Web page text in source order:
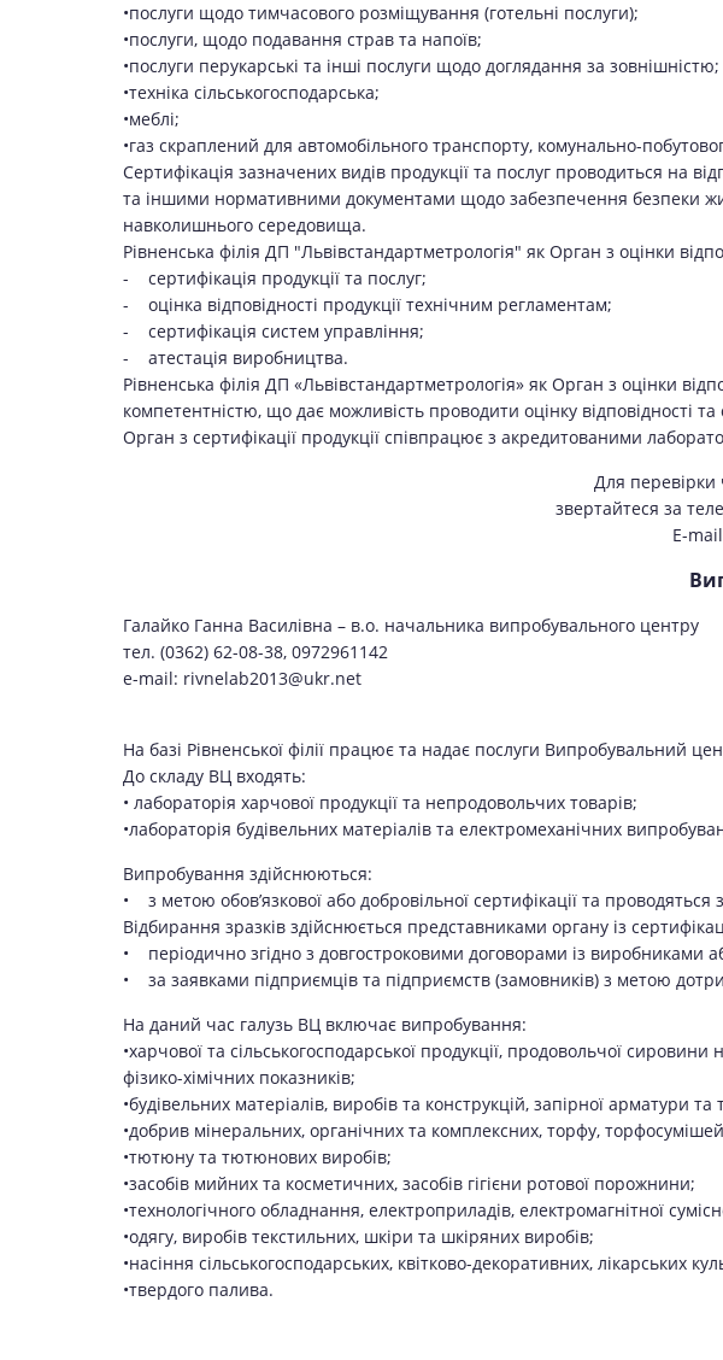
•послуги щодо тимчасового розміщування (готельні послуги);
•послуги, щодо подавання страв та напоїв;
•послуги перукарські та інші послуги щодо доглядання за зовнішністю;
•техніка сільськогосподарська;
•меблі;
•газ скраплений для автомобільного транспорту, комунально-
Сертифікація зазначених видів продукції та послуг проводиться на
та іншими нормативними документами щодо забезпечення безпеки
навколишнього середовища.
Рівненська філія ДП "Львівстандартметрологія" як Орган з оцінки
- сертифікація продукції та послуг;
- оцінка відповідності продукції технічним регламентам;
- сертифікація систем управління;
- атестація виробництва.
Рівненська філія ДП «Львівстандартметрологія» як Орган з оцінки
компетентністю, що дає можливість проводити оцінку відповідності
Орган з сертифікації продукції співпрацює з акредитованими
Для перевірки
звертайтеся за
Е-
Галайко Ганна Василівна – в.о. начальника випробувального центру
тел. (0362) 62-08-38, 0972961142
e-mail: rivnelab2013@ukr.net
На базі Рівненської філії працює та надає послуги Випробувальний
До складу ВЦ входять:
• лабораторія харчової продукції та непродовольчих товарів;
•лабораторія будівельних матеріалів та електромеханічних
Випробування здійснюються:
• з метою обов’язкової або добровільної сертифікації та
Відбирання зразків здійснюється представниками органу із
• періодично згідно з довгостроковими договорами із виробниками
• за заявками підприємців та підприємств (замовників) з метою
На даний час галузь ВЦ включає випробування:
•харчової та сільськогосподарської продукції, продовольчої
фізико-хімічних показників;
•будівельних матеріалів, виробів та конструкцій, запірної арматури та
•добрив мінеральних, органічних та комплексних, торфу,
•тютюну та тютюнових виробів;
•засобів мийних та косметичних, засобів гігієни ротової порожнини;
•технологічного обладнання, електроприладів, електромагнітної
•одягу, виробів текстильних, шкіри та шкіряних виробів;
•насіння сільськогосподарських, квітково-декоративних, лікарських
•твердого палива.